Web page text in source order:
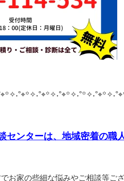
センターは、地域密着の職
お家の些細な悩みやご相談等ござ